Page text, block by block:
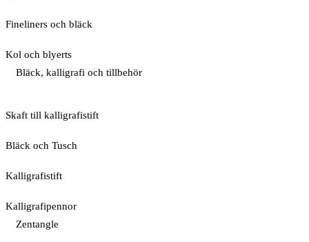
Fineliners och bläck
Kol och blyerts
Bläck, kalligrafi och tillbehör
Skaft till kalligrafistift
Bläck och Tusch
Kalligrafistift
Kalligrafipennor
Zentangle